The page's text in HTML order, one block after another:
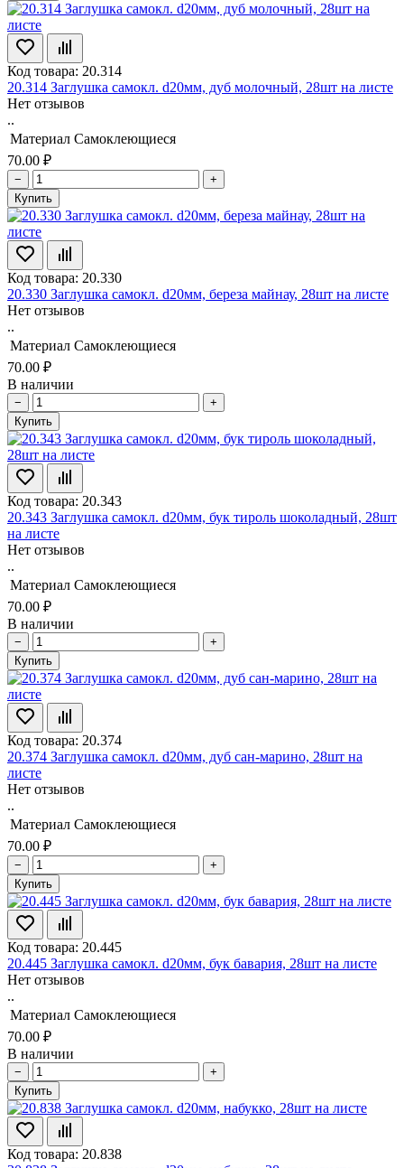
Код товара: 20.314
20.314 Заглушка самокл. d20мм, дуб молочный, 28шт на листе
Нет отзывов
..
Материал Самоклеющиеся
70.00 ₽
−
+
Купить
Код товара: 20.330
20.330 Заглушка самокл. d20мм, береза майнау, 28шт на листе
Нет отзывов
..
Материал Самоклеющиеся
70.00 ₽
В наличии
−
+
Купить
Код товара: 20.343
20.343 Заглушка самокл. d20мм, бук тироль шоколадный, 28шт
на листе
Нет отзывов
..
Материал Самоклеющиеся
70.00 ₽
В наличии
−
+
Купить
Код товара: 20.374
20.374 Заглушка самокл. d20мм, дуб сан-марино, 28шт на
листе
Нет отзывов
..
Материал Самоклеющиеся
70.00 ₽
−
+
Купить
Код товара: 20.445
20.445 Заглушка самокл. d20мм, бук бавария, 28шт на листе
Нет отзывов
..
Материал Самоклеющиеся
70.00 ₽
В наличии
−
+
Купить
Код товара: 20.838